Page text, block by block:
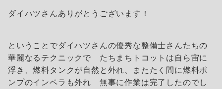
ダイハツさんありがとうございます！
ということでダイハツさんの優秀な整備士さんたちの
華麗なるテクニックで たちまちトコットは自ら宙に
浮き、燃料タンクが自然と外れ、またたく間に燃料ポ
ンプのインペラも外れ 無事に作業は完了したのでし